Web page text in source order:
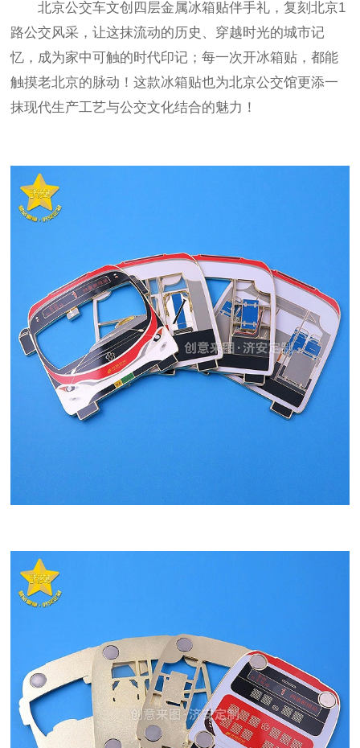
北京公交车文创四层金属冰箱贴伴手礼，复刻北京1
路公交风采，让这抹流动的历史、穿越时光的城市记
忆，成为家中可触的时代印记；每一次开冰箱贴，都能
触摸老北京的脉动！这款冰箱贴也为北京公交馆更添一
抹现代生产工艺与公交文化结合的魅力！